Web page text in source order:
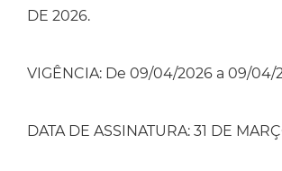
DE 2026.
VIGÊNCIA: De 09/04/2026 a 09/04/
DATA DE ASSINATURA: 31 DE